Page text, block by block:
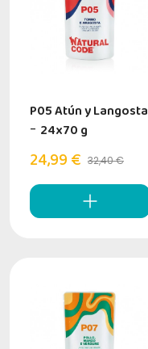
P05 Atún y Langosta
- 24x70 g
24,99 € 32,40 €